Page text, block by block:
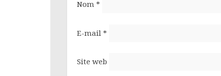
Nom *
E-mail *
Site web